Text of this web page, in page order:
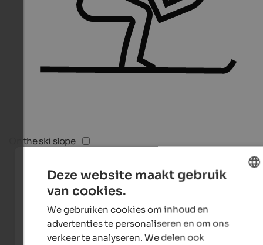
On the ski slope
Deze website maakt gebruik
van cookies.
We gebruiken cookies om inhoud en
advertenties te personaliseren en om ons
verkeer te analyseren. We delen ook